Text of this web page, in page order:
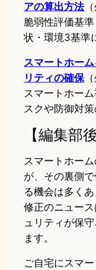
アの算出方法（
脆弱性評価基
状・環境3基準
スマートホー
リティの確保（
スマートホー
スクや防御対策
【編集部
スマートホー
が、その裏側
る機会は多く
修正のニュー
ュリティが保
ます。
ご自宅にスマ